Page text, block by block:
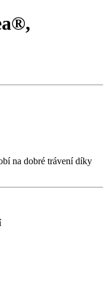
na dobré trávení díky